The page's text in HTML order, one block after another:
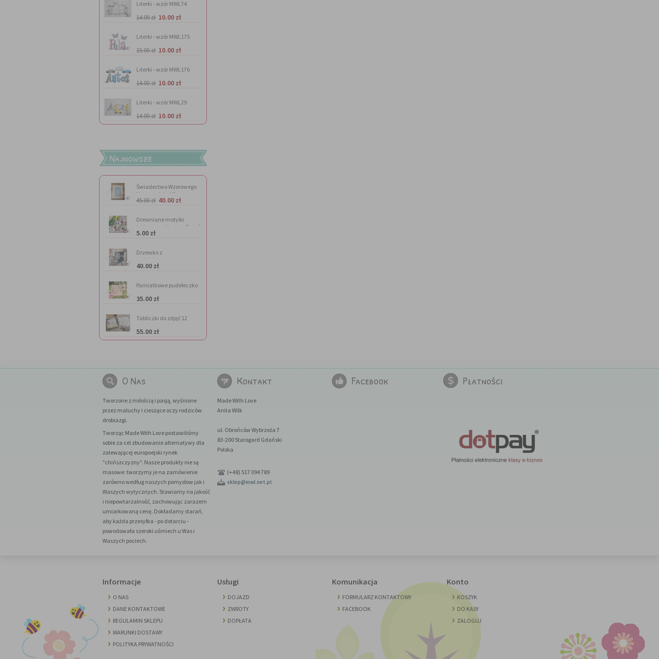
Literki - wzór MWL74
14.00 zł 10.00 zł
Literki - wzór MWL175
15.00 zł 10.00 zł
Literki - wzór MWL176
14.00 zł 10.00 zł
Literki - wzór MWL29
14.00 zł 10.00 zł
Najnowsze
Świadectwo Wzorowego
Nauczyciela A3
45.00 zł 40.00 zł
Drewniane motylki
imienne na lizaka - Dzień
Kobiet
5.00 zł
Drzewko z
podziękowaniem
40.00 zł
Pamiatkowe pudełeczko
pieniądze(personalizacja
35.00 zł
Tabliczki do zdjęć 12
miesięcy - misie
55.00 zł
O Nas
Tworzone z miłością i pasją, wyśnione
przez maluchy i cieszące oczy rodziców
drobiazgi.
Tworząc Made With Love postawiliśmy
sobie za cel zbudowanie alternatywy dla
zalewającej europoejski rynek
"chińszczyzny". Nasze produkty nie są
masowe: tworzymy je na zamówienie
zarówno według naszych pomysłow jak i
Waszych wytycznych. Stawiamy na jakość
i niepowtarzalność, zachowując zarazem
umiarkowaną cenę. Dokładamy starań,
aby każda przesyłka - po dotarciu -
powodowała szeroki uśmiech u Was i
Waszych pociech.
Kontakt
Made With Love
Anita Wilk
ul. Obrońców Wybrzeża 7
83-200 Starogard Gdański
Polska
(+48) 517 094 789
sklep@mwl.net.pl
Facebook Płatności
Informacje
O NAS
DANE KONTAKTOWE
REGULAMIN SKLEPU
WARUNKI DOSTAWY
POLITYKA PRYWATNOŚCI
Usługi
DOJAZD
ZWROTY
DOPŁATA
Komunikacja
FORMULARZ KONTAKTOWY
FACEBOOK
Konto
KOSZYK
DO KASY
ZALOGUJ